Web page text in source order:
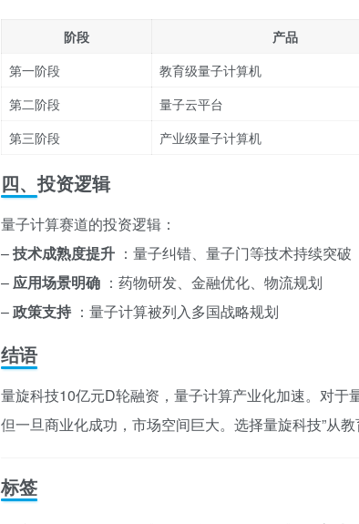
阶段 产品
第一阶段
教育级量子计算机
第二阶段
量子云平台
第三阶段
产业级量子计算机
四、投资逻辑
量子计算赛道的投资逻辑：
–技术成熟度提升 ：量子纠错、量子门等技术持续突破
–应用场景明确 ：药物研发、金融优化、物流规划
–政策支持 ：量子计算被列入多国战略规划
结语
量旋科技10亿元D轮融资，量子计算产业化加速。对于
但一旦商业化成功，市场空间巨大。选择量旋科技”从
标签